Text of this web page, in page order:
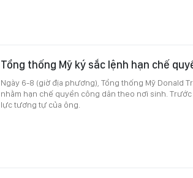
Tổng thống Mỹ ký sắc lệnh hạn chế
Ngày 6-8 (giờ địa phương), Tổng thống Mỹ Donald
nhằm hạn chế quyền công dân theo nơi sinh. Trước
lực tương tự của ông.